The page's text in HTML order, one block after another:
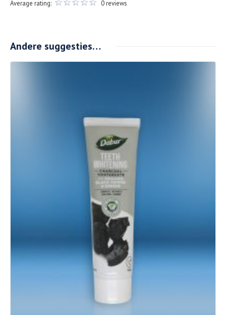
Average rating: 0 reviews
Andere suggesties…